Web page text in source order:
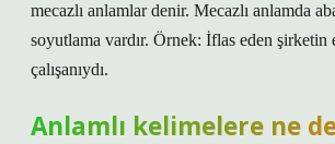
mecazlı anlamlar denir. Mecazlı anlamda
soyutlama vardır. Örnek: İflas eden şirketin
çalışanıydı.
Anlamlı kelimelere ne